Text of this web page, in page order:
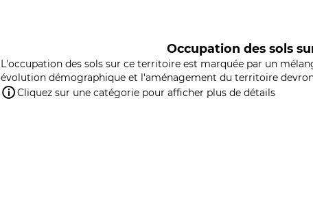
Occupation des sols
L'occupation des sols sur ce territoire est marquée par un
évolution démographique et l'aménagement du territoire
Cliquez sur une catégorie pour afficher plus de détails